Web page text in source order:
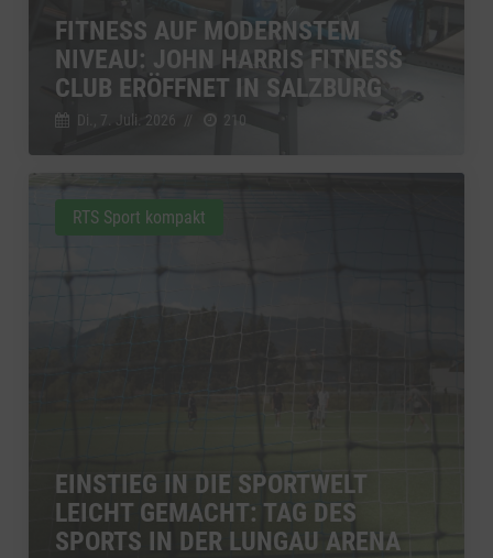
FITNESS AUF MODERNSTEM
NIVEAU: JOHN HARRIS FITNESS
CLUB ERÖFFNET IN SALZBURG
Di., 7. Juli. 2026 210
EINSTIEG IN DIE SPORTWELT
LEICHT GEMACHT: TAG DES
SPORTS IN DER LUNGAU ARENA
RTS Sport kompakt